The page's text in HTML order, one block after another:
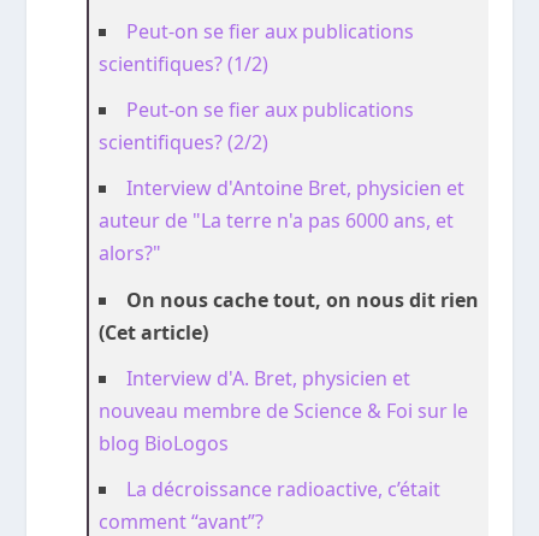
Peut-on se fier aux publications
scientifiques? (1/2)
Peut-on se fier aux publications
scientifiques? (2/2)
Interview d'Antoine Bret, physicien et
auteur de "La terre n'a pas 6000 ans, et
alors?"
On nous cache tout, on nous dit rien
(Cet article)
Interview d'A. Bret, physicien et
nouveau membre de Science & Foi sur le
blog BioLogos
La décroissance radioactive, c’était
comment “avant”?